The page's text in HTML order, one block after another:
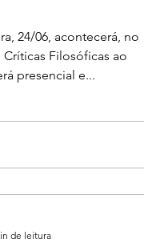
24/06, acontecerá, no
Filosóficas ao
presencial e...
de leitura